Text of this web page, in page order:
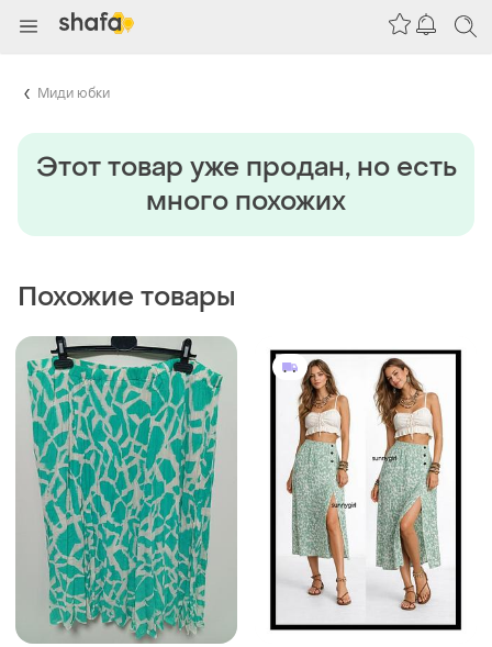
Миди юбки
Этот товар уже продан, но есть
много похожих
Похожие товары